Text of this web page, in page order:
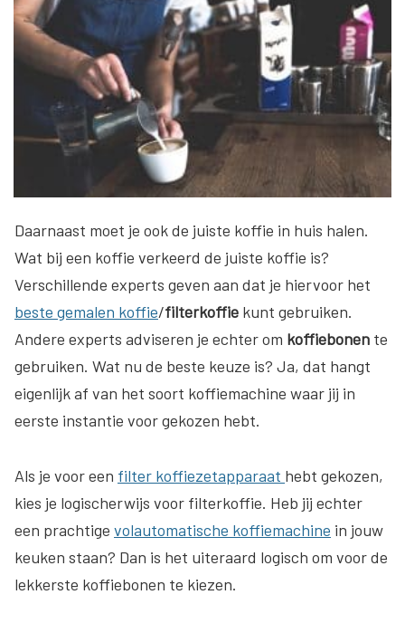
Daarnaast moet je ook de juiste koffie in huis halen.
Wat bij een koffie verkeerd de juiste koffie is?
Verschillende experts geven aan dat je hiervoor het
beste gemalen koffie/filterkoffie kunt gebruiken.
Andere experts adviseren je echter om koffiebonen te
gebruiken. Wat nu de beste keuze is? Ja, dat hangt
eigenlijk af van het soort koffiemachine waar jij in
eerste instantie voor gekozen hebt.
Als je voor een filter koffiezetapparaat hebt gekozen,
kies je logischerwijs voor filterkoffie. Heb jij echter
een prachtige volautomatische koffiemachine in jouw
keuken staan? Dan is het uiteraard logisch om voor de
lekkerste koffiebonen te kiezen.